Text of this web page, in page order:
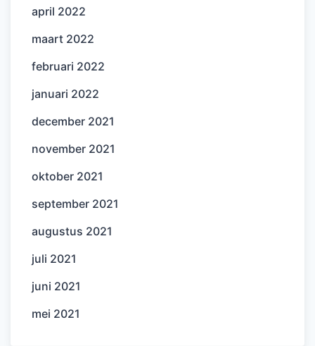
april 2022
maart 2022
februari 2022
januari 2022
december 2021
november 2021
oktober 2021
september 2021
augustus 2021
juli 2021
juni 2021
mei 2021